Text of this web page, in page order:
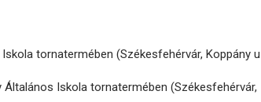
tornatermében (Székesfehérvár, Koppány u
Általános Iskola tornatermében (Székesfehérvár,